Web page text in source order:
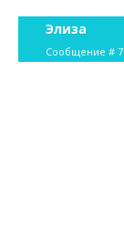
Элиза
Сообщение # 7